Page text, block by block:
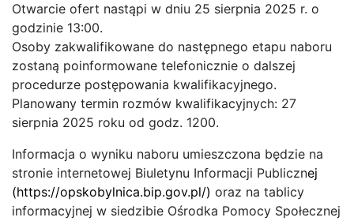
Otwarcie ofert nastąpi w dniu 25 sierpnia 2025 r. o
godzinie 13:00.
Osoby zakwalifikowane do następnego etapu naboru
zostaną poinformowane telefonicznie o dalszej
procedurze postępowania kwalifikacyjnego.
Planowany termin rozmów kwalifikacyjnych: 27
sierpnia 2025 roku od godz. 1200.
Informacja o wyniku naboru umieszczona będzie na
stronie internetowej Biuletynu Informacji Publicznej
(https://opskobylnica.bip.gov.pl/) oraz na tablicy
informacyjnej w siedzibie Ośrodka Pomocy Społecznej